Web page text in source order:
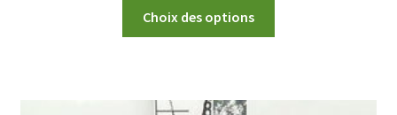
€9,79
through
Choix des options